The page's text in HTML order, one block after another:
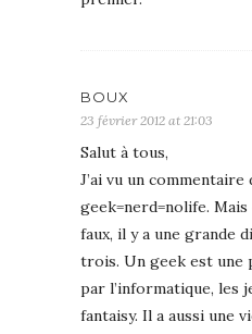
BOUX
23 février 2012 at 21:03
Salut à tous,
J’ai vu un commentaire
geek=nerd=nolife.
faux, il y a une grande
trois. Un geek est une
par l’informatique, les
fantaisy. Il a aussi une